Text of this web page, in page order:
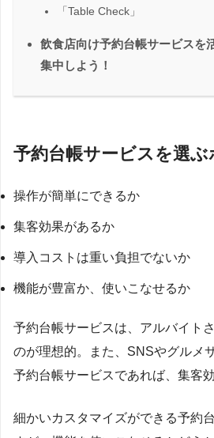
「Table Check」
飲食店向け予約台帳サービスを
集中しよう！
予約台帳サービスを選ぶ
操作が簡単にできるか
集客効果があるか
導入コストは重い負担でないか
機能が豊富か、使いこなせるか
予約台帳サービスは、アルバイト
のが理想的。また、SNSやグルメ
予約台帳サービスであれば、集客
細かいカスタマイズができる予約